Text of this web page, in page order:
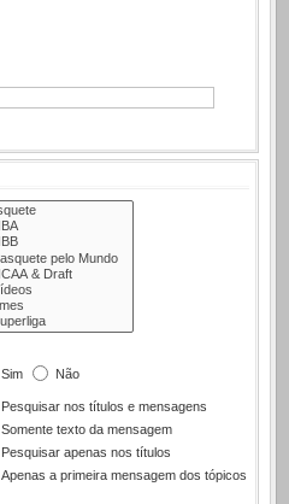
Sim Não
Pesquisar nos títulos e mensagens
Somente texto da mensagem
Pesquisar apenas nos títulos
Apenas a primeira mensagem dos tópicos